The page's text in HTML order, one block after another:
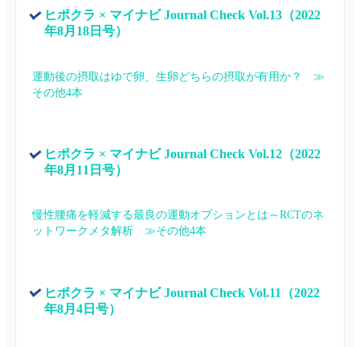
ヒポクラ × マイナビ Journal Check Vol.13（2022
年8月18日号）
運動後の摂取はゆで卵、生卵どちらの摂取が有用か？　≫
その他4本
ヒポクラ × マイナビ Journal Check Vol.12（2022
年8月11日号）
慢性腰痛を軽減する最良の運動オプションとは～RCTのネ
ットワークメタ解析　≫その他4本
ヒポクラ × マイナビ Journal Check Vol.11（2022
年8月4日号）